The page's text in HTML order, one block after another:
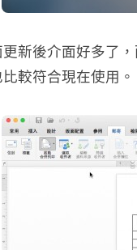
更新後介面好多了
較符合現在使用。